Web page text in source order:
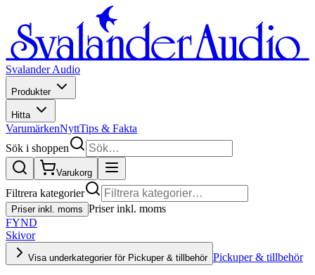
Svalander Audio
Produkter
Hitta
VarumärkenNyttTips & Fakta
Sök i shoppen
Varukorg
Filtrera kategorier
Priser inkl. moms Priser inkl. moms
FYND
Skivor
Visa underkategorier för Pickuper & tillbehör Pickuper & tillbehör